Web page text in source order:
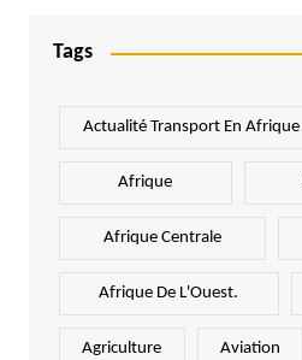
Tags
Actualité Transport En Afrique
Afrique
Afrique Centrale
Afrique De L'Ouest.
Agriculture Aviation